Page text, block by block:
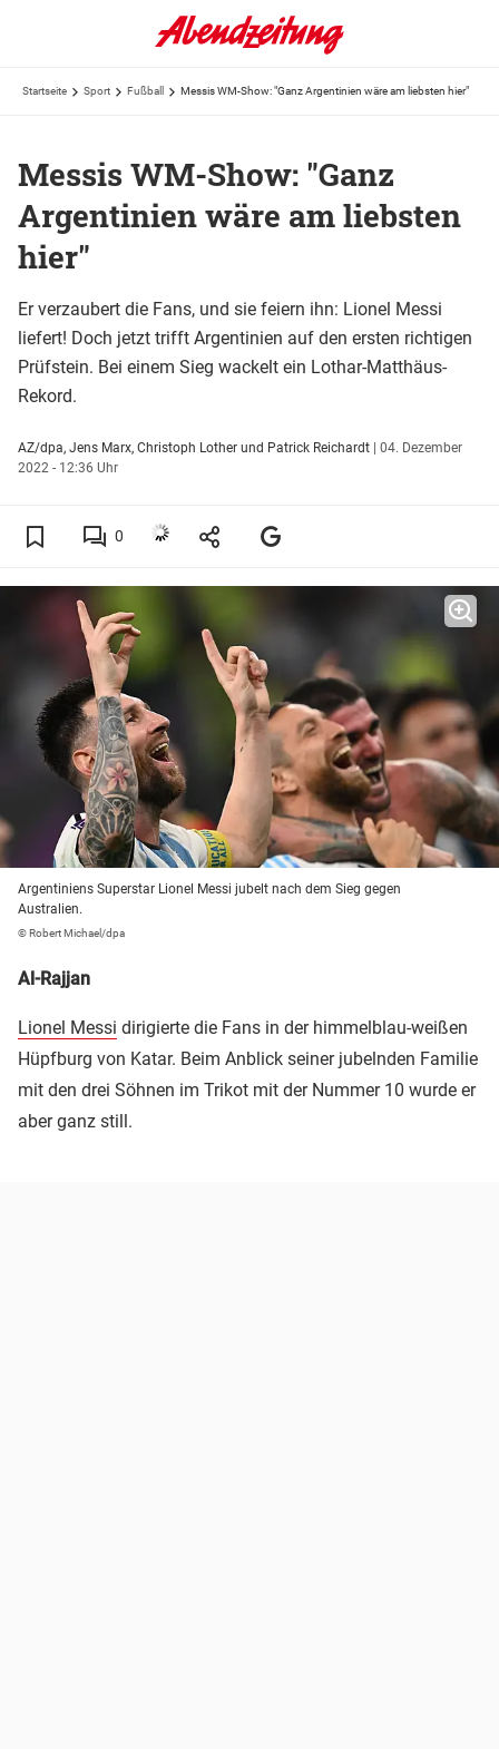
Startseite Sport Fußball Messis WM-Show: "Ganz Argentinien wäre am liebsten hier"
Messis WM-Show: "Ganz
Argentinien wäre am liebsten
hier"
Er verzaubert die Fans, und sie feiern ihn: Lionel Messi
liefert! Doch jetzt trifft Argentinien auf den ersten richtigen
Prüfstein. Bei einem Sieg wackelt ein Lothar-Matthäus-
Rekord.
AZ/dpa, Jens Marx, Christoph Lother und Patrick Reichardt | 04. Dezember
2022 - 12:36 Uhr
0
Argentiniens Superstar Lionel Messi jubelt nach dem Sieg gegen
Australien.
© Robert Michael/dpa
Al-Rajjan
Lionel Messi dirigierte die Fans in der himmelblau-weißen
Hüpfburg von Katar. Beim Anblick seiner jubelnden Familie
mit den drei Söhnen im Trikot mit der Nummer 10 wurde er
aber ganz still.